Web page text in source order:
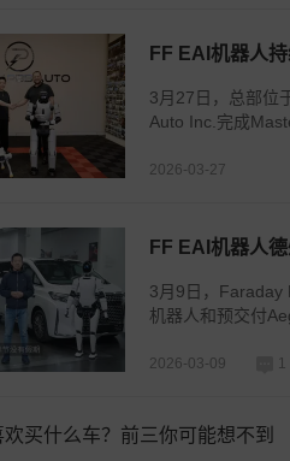
FF EAI机器人
3月27日，总部位
Auto Inc.完成
2026-03-27
FF EAI机器人
3月9日，Faraday
机器人和预交付
2026-03-09 1
买什么车？前三你可能想不到